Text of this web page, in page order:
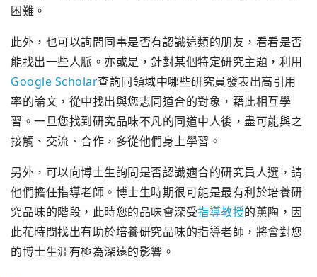
困難。
此外，也可以詢問同事是否有認識這類的朋友，看看是否
能找出一些人脈。亦或是，針對某個特定研究主題，利用
Google Scholar查詢同領域中哪些研究員發表出高引用
率的論文，從中找出與您志同道合的對象，藉此相互學
習。一旦您找到研究品味不凡的同道中人後，盡可能與之
接觸、交流、合作，多從他們身上學習。
另外，可以向博士生詢問是否認識適合的研究員人選，請
他們擔任指導老師。博士生時期很可能是最有利於培養研
究品味的階段，此時您的品味會深受指導教授的薰陶，因
此花時間找出有助於培養研究品味的指導老師，將會對您
的博士生涯有極為深遠的影響。